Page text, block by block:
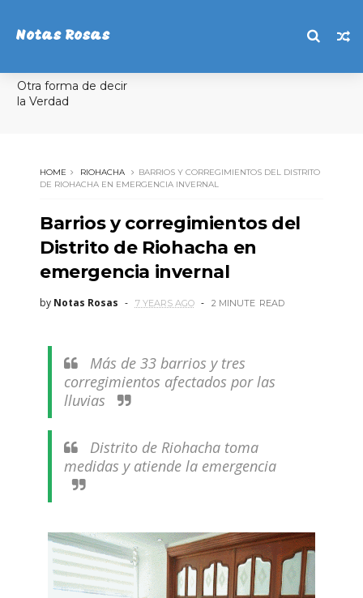
Notas Rosas
Otra forma de decir
la Verdad
HOME RIOHACHA
BARRIOS Y CORREGIMIENTOS DEL DISTRITO
DE RIOHACHA EN EMERGENCIA INVERNAL
Barrios y corregimientos del
Distrito de Riohacha en
emergencia invernal
by Notas Rosas 7 YEARS AGO 2 MINUTE READ
Más de 33 barrios y tres
corregimientos afectados por las
lluvias
Distrito de Riohacha toma
medidas y atiende la emergencia